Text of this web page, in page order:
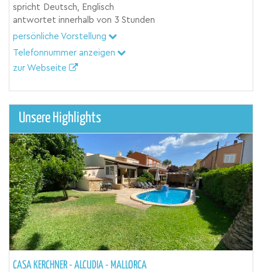
spricht Deutsch, Englisch
antwortet innerhalb von 3 Stunden
persönliche Vorstellung
Telefonnummer anzeigen
zur Webseite
Unsere Highlights
CASA KERCHNER - ALCUDIA - MALLORCA